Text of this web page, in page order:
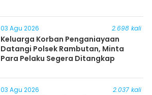
03 Agu 2026 2.698 kali
Keluarga Korban Penganiayaan
Datangi Polsek Rambutan, Minta
Para Pelaku Segera Ditangkap
03 Agu 2026 2.037 kali